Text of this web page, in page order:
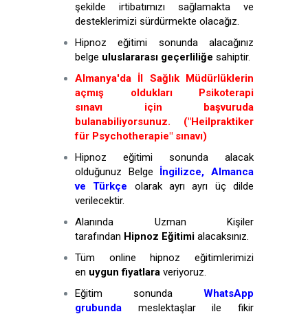
şekilde irtibatımızı sağlamakta ve
desteklerimizi sürdürmekte olacağız.
Hipnoz eğitimi sonunda alacağınız
belge uluslararası geçerliliğe sahiptir.
Almanya'da İl Sağlık Müdürlüklerin
açmış oldukları Psikoterapi
sınavı için başvuruda
bulanabiliyorsunuz. ("Heilpraktiker
für Psychotherapie" sınavı)
Hipnoz eğitimi sonunda alacak
olduğunuz Belge İngilizce, Almanca
ve Türkçe olarak ayrı ayrı üç dilde
verilecektir.
Alanında Uzman Kişiler
tarafından Hipnoz Eğitimi alacaksınız.
Tüm online hipnoz eğitimlerimizi
en uygun fiyatlara veriyoruz.
Eğitim sonunda WhatsApp
grubunda meslektaşlar ile fikir